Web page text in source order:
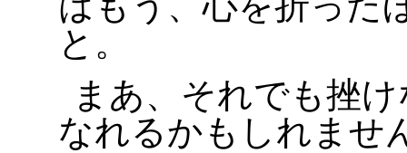
と。
まあ、それでも挫
なれるかもしれませ